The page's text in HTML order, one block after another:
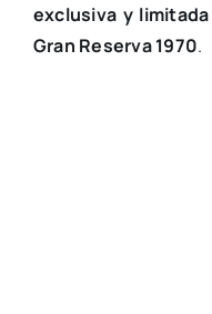
exclusiva y
Gran Reserva1970.